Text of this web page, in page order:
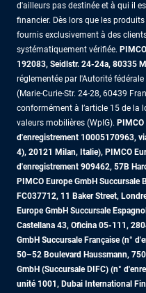
d'ailleurs pas destinée et à qui il
financier. Dès lors que les
fournis exclusivement à des
systématiquement vérifiée.
192083, Seidlstr. 24-24a, 80335
réglementée par l'Autorité
(Marie-Curie-Str. 24-28, 60439
conformément à l’article 15 de la
valeurs mobilières (WpIG).
d'enregistrement 10005170963,
4), 20121 Milan, Italie), PIMCO
d'enregistrement 909462, 57B
PIMCO Europe GmbH
FC037712, 11 Baker Street,
Europe GmbH Succursale
Castellana 43, Oficina 05-111,
GmbH Succursale Française (n°
50–52 Boulevard Haussmann,
GmbH (Succursale DIFC) (n°
unité 1001, Dubai International